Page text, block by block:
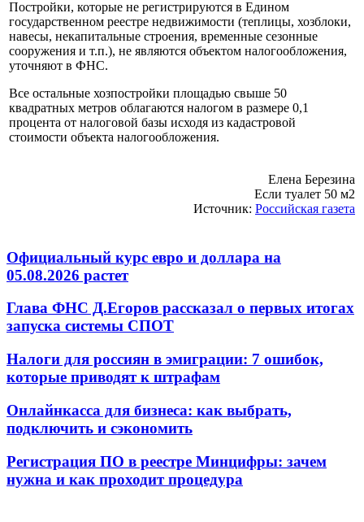
Постройки, которые не регистрируются в Едином
государственном реестре недвижимости (теплицы, хозблоки,
навесы, некапитальные строения, временные сезонные
сооружения и т.п.), не являются объектом налогообложения,
уточняют в ФНС.
Все остальные хозпостройки площадью свыше 50
квадратных метров облагаются налогом в размере 0,1
процента от налоговой базы исходя из кадастровой
стоимости объекта налогообложения.
Елена Березина
Если туалет 50 м2
Источник: Российская газета
Официальный курс евро и доллара на
05.08.2026 растет
Глава ФНС Д.Егоров рассказал о первых итогах
запуска системы СПОТ
Налоги для россиян в эмиграции: 7 ошибок,
которые приводят к штрафам
Онлайнкасса для бизнеса: как выбрать,
подключить и сэкономить
Регистрация ПО в реестре Минцифры: зачем
нужна и как проходит процедура